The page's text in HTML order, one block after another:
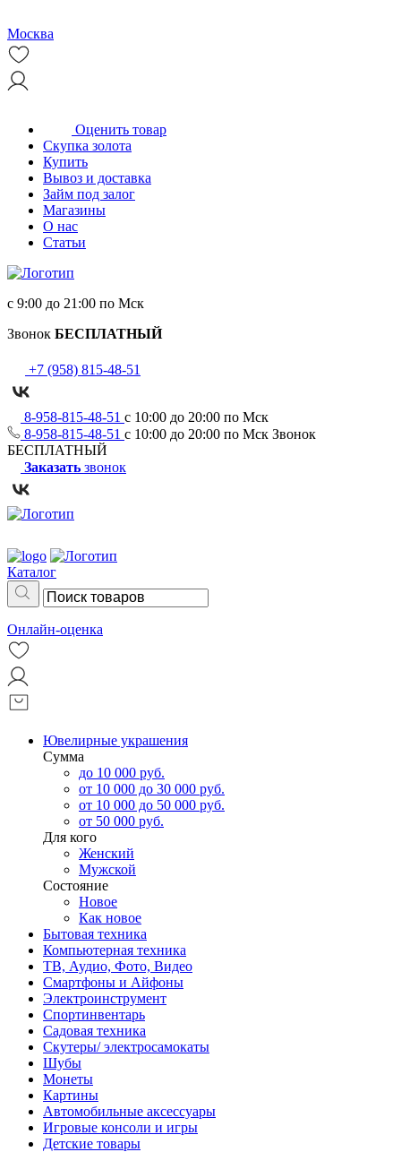
Москва
Оценить товар
Скупка золота
Купить
Вывоз и доставка
Займ под залог
Магазины
О нас
Статьи
с 9:00 до 21:00 по Мск
Звонок БЕСПЛАТНЫЙ
+7 (958) 815-48-51
8-958-815-48-51 с 10:00 до 20:00 по Мск
8-958-815-48-51 с 10:00 до 20:00 по Мск Звонок
БЕСПЛАТНЫЙ
Заказать звонок
Каталог
Онлайн-оценка
Ювелирные украшения
Сумма
до 10 000 руб.
от 10 000 до 30 000 руб.
от 10 000 до 50 000 руб.
от 50 000 руб.
Для кого
Женский
Мужской
Состояние
Новое
Как новое
Бытовая техника
Компьютерная техника
ТВ, Аудио, Фото, Видео
Смартфоны и Айфоны
Электроинструмент
Спортинвентарь
Садовая техника
Скутеры/ электросамокаты
Шубы
Монеты
Картины
Автомобильные аксессуары
Игровые консоли и игры
Детские товары